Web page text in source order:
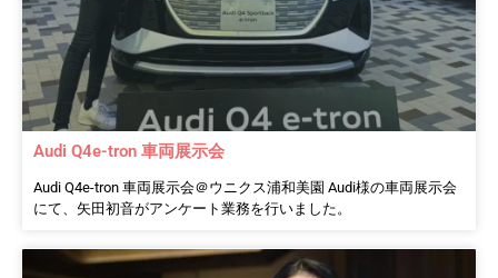
Audi Q4e-tron 車両展示会
Audi Q4e-tron 車両展示会＠ウニクス浦和美園 Audi様の車両展示会
にて、矢田初音がアンケート業務を行いました。